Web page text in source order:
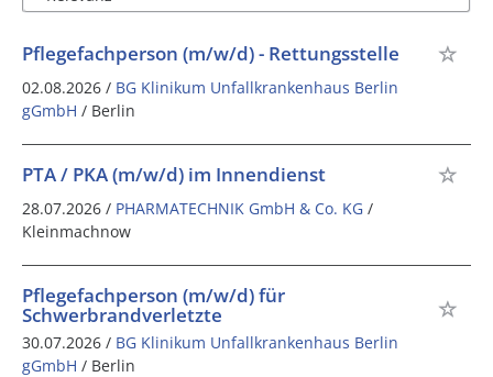
Pflegefachperson (m/w/d) - Rettungsstelle
02.08.2026 / BG Klinikum Unfallkrankenhaus Berlin
gGmbH / Berlin
PTA / PKA (m/w/d) im Innendienst
28.07.2026 / PHARMATECHNIK GmbH & Co. KG /
Kleinmachnow
Pflegefachperson (m/w/d) für
Schwerbrandverletzte
30.07.2026 / BG Klinikum Unfallkrankenhaus Berlin
gGmbH / Berlin